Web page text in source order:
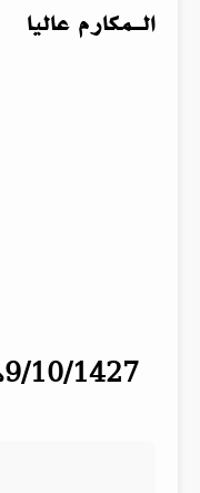
الـمكارم عاليا
علي